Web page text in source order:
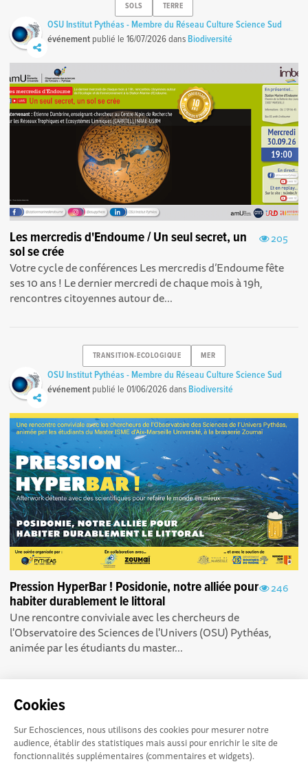
Cookies
Sur Echosciences, nous utilisons des cookies pour mesurer notre
audience, établir des statistiques mais aussi pour enrichir le site de
fonctionnalités supplémentaires (commentaires et widgets).
SOLS TERRE
OSU Institut Pythéas - Membre du Réseau Culture Science Sud
événement publié le16/07/2026dans Biodiversité
205
Les mercredis d'Endoume / Un seul secret, un
sol se crée
Votre cycle de conférences Les mercredis d’Endoume fête
ses 10 ans ! Le dernier mercredi de chaque mois à 19h,
rencontres citoyennes autour de...
TRANSITION-ECOLOGIQUE MER
OSU Institut Pythéas - Membre du Réseau Culture Science Sud
événement publié le01/06/2026dans Biodiversité
246
Pression HyperBar ! Posidonie, notre alliée pour
habiter durablement le littoral
Une rencontre conviviale avec les chercheurs de
l'Observatoire des Sciences de l'Univers (OSU) Pythéas,
animée par les étudiants du master...
Conditions Générales d'utilisation
Echosciences Sud
Provence-Alpes-Côte